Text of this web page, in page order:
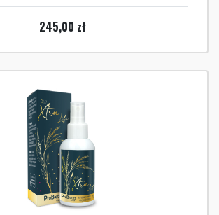
245,00 zł